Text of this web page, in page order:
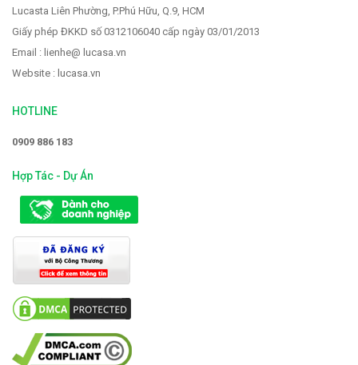
Lucasta Liên Phường, P.Phú Hữu, Q.9, HCM
Giấy phép ĐKKD số 0312106040 cấp ngày 03/01/2013
Email : lienhe@ lucasa.vn
Website : lucasa.vn
HOTLINE
0909 886 183
Hợp Tác - Dự Án